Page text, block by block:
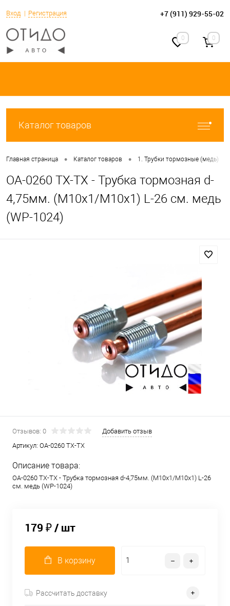
Вход Регистрация +7 (911) 929-55-02
0 0
Каталог товаров
Главная страница • Каталог товаров • 1. Трубки тормозные (медь)
OA-0260 TX-TX - Трубка тормозная d-
4,75мм. (М10х1/М10х1) L-26 см. медь
(WP-1024)
Отзывов: 0
Добавить отзыв
Артикул: OA-0260 TX-TX
Описание товара:
OA-0260 TX-TX - Трубка тормозная d-4,75мм. (М10х1/М10х1) L-26
см. медь (WP-1024)
179 ₽/ шт
В корзину
Рассчитать доставку